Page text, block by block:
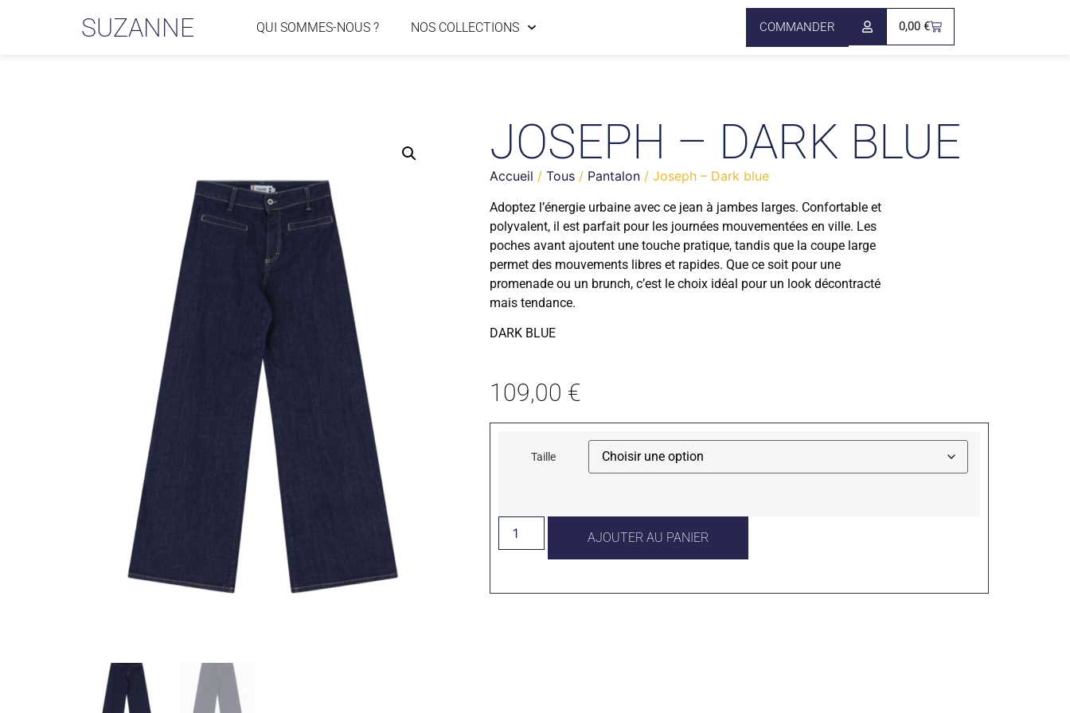
SUZANNE QUI SOMMES-NOUS ? NOS COLLECTIONS COMMANDER 0,00€
JOSEPH – DARK BLUE
Accueil / Tous / Pantalon / Joseph – Dark blue
Adoptez l’énergie urbaine avec ce jean à jambes larges. Confortable et
polyvalent, il est parfait pour les journées mouvementées en ville. Les
poches avant ajoutent une touche pratique, tandis que la coupe large
permet des mouvements libres et rapides. Que ce soit pour une
promenade ou un brunch, c’est le choix idéal pour un look décontracté
mais tendance.
DARK BLUE
109,00 €
Taille
AJOUTER AU PANIER